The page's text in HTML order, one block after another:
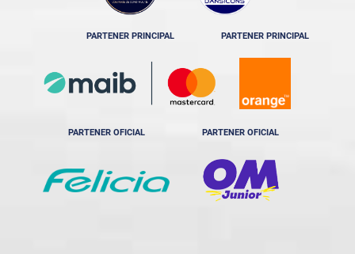
PARTENER PRINCIPAL PARTENER PRINCIPAL
PARTENER OFICIAL PARTENER OFICIAL